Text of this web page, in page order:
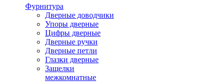
Фурнитура
Дверные доводчики
Упоры дверные
Цифры дверные
Дверные ручки
Дверные петли
Глазки дверные
Защелки
межкомнатные